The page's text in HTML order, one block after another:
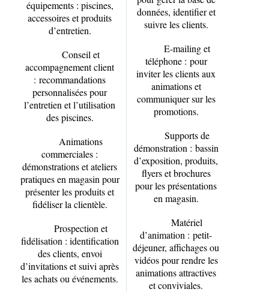
équipements : piscines,
accessoires et produits
d’entretien.
Conseil et
accompagnement client
: recommandations
personnalisées pour
l’entretien et l’utilisation
des piscines.
Animations
commerciales :
démonstrations et ateliers
pratiques en magasin pour
présenter les produits et
fidéliser la clientèle.
Prospection et
fidélisation : identification
des clients, envoi
d’invitations et suivi après
les achats ou événements.
données, identifier et
suivre les clients.
E-mailing et
téléphone : pour
inviter les clients aux
animations et
communiquer sur les
promotions.
Supports de
démonstration : bassin
d’exposition, produits,
flyers et brochures
pour les présentations
en magasin.
Matériel
d’animation : petit-
déjeuner, affichages ou
vidéos pour rendre les
animations attractives
et conviviales.